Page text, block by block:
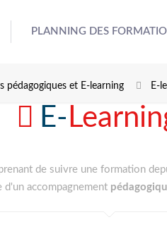
PLANNING DES
pédagogiques et E-learning E-
E-
de suivre une formation
accompagnement